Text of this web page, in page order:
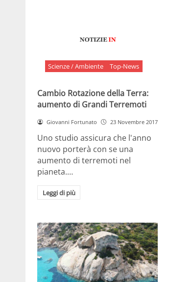
Scienze / Ambiente Top-News
Cambio Rotazione della Terra:
aumento di Grandi Terremoti
Giovanni Fortunato 23 Novembre 2017
Uno studio assicura che l'anno
nuovo porterà con se una
aumento di terremoti nel
pianeta.…
Leggi di più